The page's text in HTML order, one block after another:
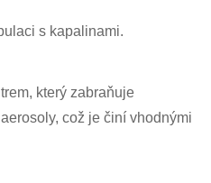
s kapalinami.
který zabraňuje
což je činí vhodnými